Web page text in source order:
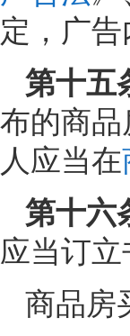
定，广
第十五
布的商
人应当在
第十六
应当订
商品房